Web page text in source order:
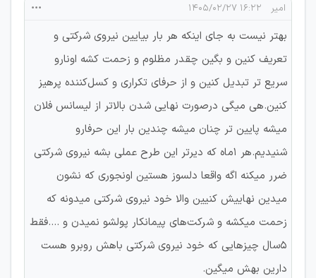
امیر ۱۶:۲۲ ۱۴۰۵/۰۲/۲۷
بهتر نیست به جای اینکه هر بار بیایین نیروی شرکتی و
تعریف کنین و بگین چقدر مظلوم و زحمت کشه اونارو
سریع تر تبدیل کنین و از حرفای تکراری و کسل‌کننده پرهیز
کنین.هی میگی درصورت نهایی شدن بالاتر از لیسانس فلان
میشه پایین تر چنان میشه چندین بار این حرفارو
شنیدیم.هر ۱ماه که دیرتر این طرح عملی بشه نیروی شرکتی
ضرر میکنه اگه واقعا دلسوز هستین اونجوری که نشون
میدین نهاییش کنیین والا خود نیروی شرکتی میدونه که
زحمت میکشه و شرکت‌های پیمانکار پولشو نمیدن و ....فقط
۵سال چیزهایی که خود نیروی شرکتی باهش روبرو هست
دارین بهش میگین.